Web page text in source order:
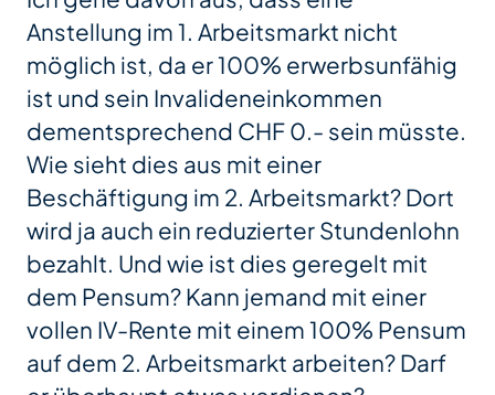
Anstellung im 1. Arbeitsmarkt nicht
möglich ist, da er 100% erwerbsunfähig
ist und sein Invalideneinkommen
dementsprechend CHF 0.- sein müsste.
Wie sieht dies aus mit einer
Beschäftigung im 2. Arbeitsmarkt? Dort
wird ja auch ein reduzierter Stundenlohn
bezahlt. Und wie ist dies geregelt mit
dem Pensum? Kann jemand mit einer
vollen IV-Rente mit einem 100% Pensum
auf dem 2. Arbeitsmarkt arbeiten? Darf